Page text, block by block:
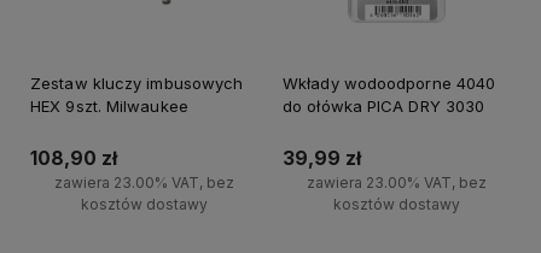
Zestaw kluczy imbusowych
HEX 9szt. Milwaukee
108,90 zł
zawiera 23.00% VAT, bez
kosztów dostawy
Wkłady wodoodporne 4040
do ołówka PICA DRY 3030
39,99 zł
zawiera 23.00% VAT, bez
kosztów dostawy